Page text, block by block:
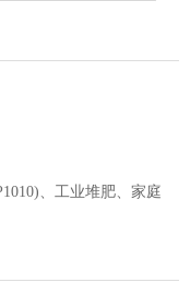
、工业堆肥、家庭